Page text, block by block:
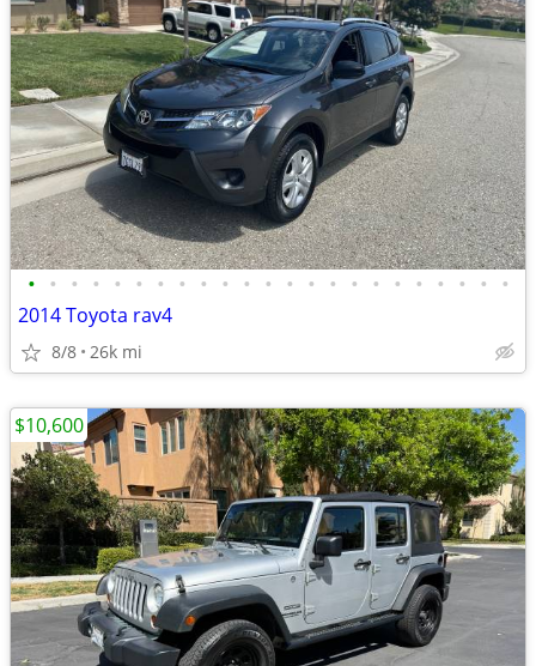
• • • • • • • • • • • • • • • • • • • • • • •
2014 Toyota rav4
8/8 26k mi
$10,600